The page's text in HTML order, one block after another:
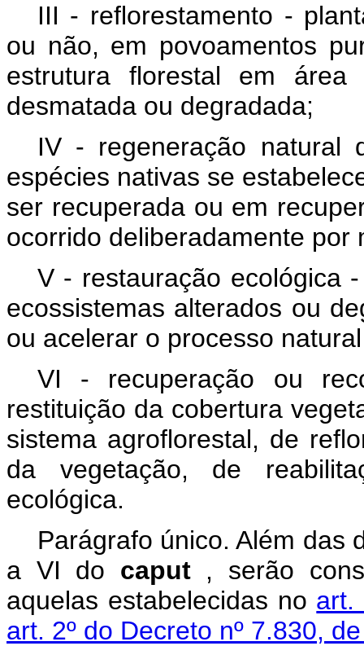
III - reflorestamento -
ou não, em povoamentos
estrutura florestal em área
desmatada ou degradada;
IV - regeneração natural
espécies nativas se
ser recuperada ou em
ocorrido deliberadamente por
V - restauração ecológica
ecossistemas alterados ou
ou acelerar o processo
VI - recuperação ou
restituição da cobertura
sistema agroflorestal, de
da vegetação, de
ecológica.
Parágrafo único. Além das
a VI do caput , serão
aquelas estabelecidas no art.
art. 2º do Decreto nº 7.830,